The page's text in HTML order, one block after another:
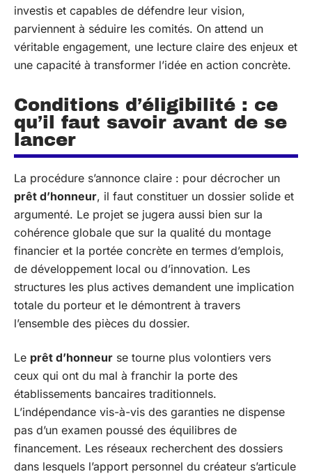
investis et capables de défendre leur vision,
parviennent à séduire les comités. On attend un
véritable engagement, une lecture claire des enjeux et
une capacité à transformer l’idée en action concrète.
Conditions d’éligibilité : ce
qu’il faut savoir avant de se
lancer
La procédure s’annonce claire : pour décrocher un
prêt d’honneur, il faut constituer un dossier solide et
argumenté. Le projet se jugera aussi bien sur la
cohérence globale que sur la qualité du montage
financier et la portée concrète en termes d’emplois,
de développement local ou d’innovation. Les
structures les plus actives demandent une implication
totale du porteur et le démontrent à travers
l’ensemble des pièces du dossier.
Le prêt d’honneur se tourne plus volontiers vers
ceux qui ont du mal à franchir la porte des
établissements bancaires traditionnels.
L’indépendance vis-à-vis des garanties ne dispense
pas d’un examen poussé des équilibres de
financement. Les réseaux recherchent des dossiers
dans lesquels l’apport personnel du créateur s’articule